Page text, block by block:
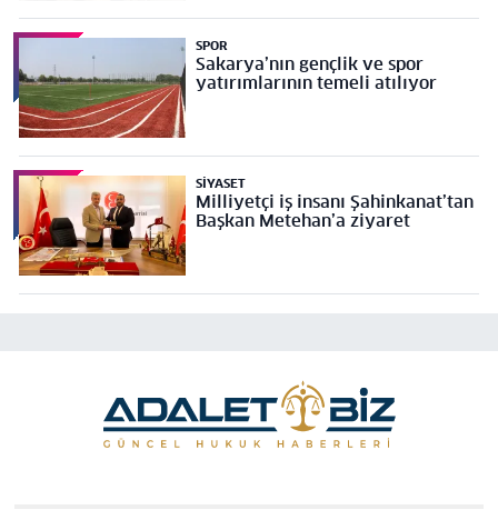
SPOR
Sakarya’nın gençlik ve spor
yatırımlarının temeli atılıyor
SIYASET
Milliyetçi iş insanı Şahinkanat’tan
Başkan Metehan’a ziyaret